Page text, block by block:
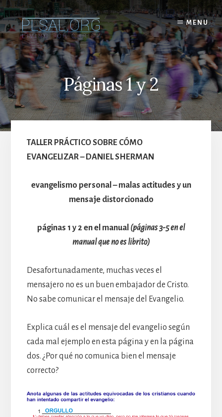
Skip
to
content
MENU
Páginas 1 y 2
TALLER PRÁCTICO SOBRE CÓMO
EVANGELIZAR – DANIEL SHERMAN
evangelismo personal – malas actitudes y un
mensaje distorcionado
páginas 1 y 2 en el manual (páginas 3-5 en el
manual que no es librito)
Desafortunadamente, muchas veces el
mensajero no es un buen embajador de Cristo.
No sabe comunicar el mensaje del Evangelio.
Explica cuál es el mensaje del evangelio según
cada mal ejemplo en esta página y en la página
dos. ¿Por qué no comunica bien el mensaje
correcto?